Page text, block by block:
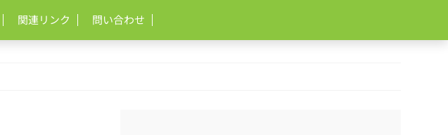
関連リンク 問い合わせ